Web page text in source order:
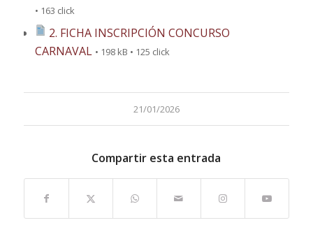
• 163 click
2. FICHA INSCRIPCIÓN CONCURSO
CARNAVAL • 198 kB • 125 click
21/01/2026
Compartir esta entrada